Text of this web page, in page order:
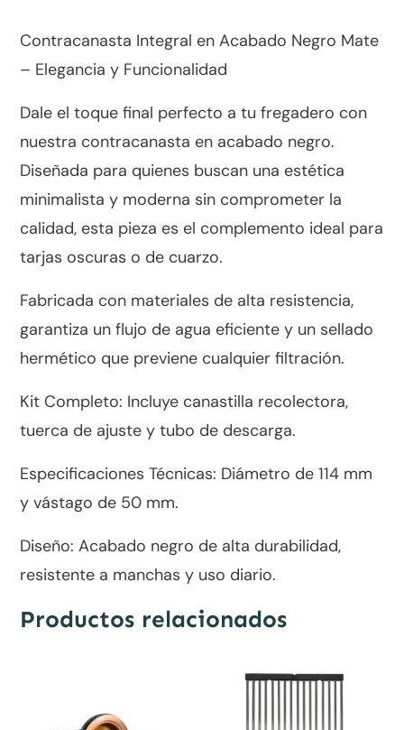
BK
cantidad
Contracanasta Integral en Acabado Negro Mate
– Elegancia y Funcionalidad
Dale el toque final perfecto a tu fregadero con
nuestra contracanasta en acabado negro.
Diseñada para quienes buscan una estética
minimalista y moderna sin comprometer la
calidad, esta pieza es el complemento ideal para
tarjas oscuras o de cuarzo.
Fabricada con materiales de alta resistencia,
garantiza un flujo de agua eficiente y un sellado
hermético que previene cualquier filtración.
Kit Completo: Incluye canastilla recolectora,
tuerca de ajuste y tubo de descarga.
Especificaciones Técnicas: Diámetro de 114 mm
y vástago de 50 mm.
Diseño: Acabado negro de alta durabilidad,
resistente a manchas y uso diario.
Productos relacionados